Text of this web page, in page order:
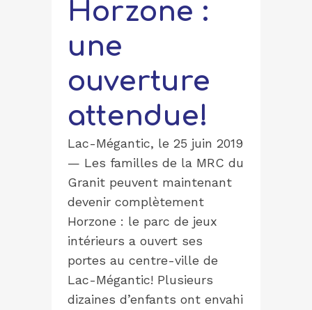
Horzone :
une
ouverture
attendue!
Lac-Mégantic, le 25 juin 2019
— Les familles de la MRC du
Granit peuvent maintenant
devenir complètement
Horzone : le parc de jeux
intérieurs a ouvert ses
portes au centre-ville de
Lac-Mégantic! Plusieurs
dizaines d’enfants ont envahi